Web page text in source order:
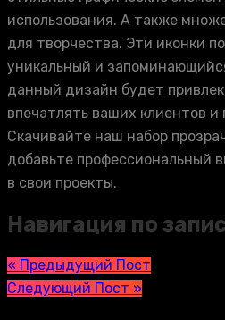
использования. А также
для творчества. Эти иконки
уникальный и
данный дизайн будет
впечатлять ваших клиентов и
Скачивайте наш набор
добавьте профессиональный
в свои проекты.
Навигация по
« Предыдущий Пост
Следующий Пост »